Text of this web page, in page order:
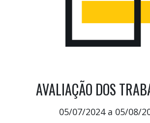
AVALIAÇÃO DOS
05/07/2024 a 05/08/